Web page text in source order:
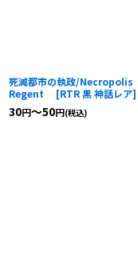
死滅都市の執政/Necropolis
Regent
[RTR 黒 神話レア]
30円～50円(税込)